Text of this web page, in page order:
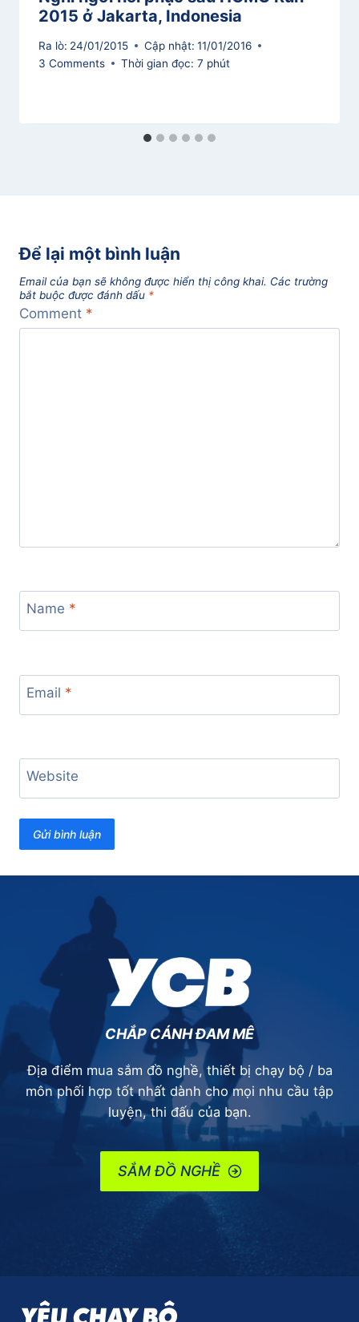
2015 ở Jakarta, Indonesia
Ra lò: 24/01/2015 Cập nhật: 11/01/2016
3 Comments
Thời gian đọc: 7 phút
Để lại một bình luận
Email của bạn sẽ không được hiển thị công khai. Các trường
bắt buộc được đánh dấu *
Comment *
Name *
Email *
Website
CHẮP CÁNH ĐAM MÊ
Địa điểm mua sắm đồ nghề, thiết bị chạy bộ / ba
môn phối hợp tốt nhất dành cho mọi nhu cầu tập
luyện, thi đấu của bạn.
SẮM ĐỒ NGHỀ